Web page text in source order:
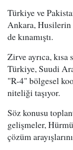
Türkiye ve
Ankara,
de kınamıştı.
Zirve ayrıca,
Türkiye, Suudi
"R-4" bölgesel
niteliği taşıyor.
Söz konusu
gelişmeler,
çözüm